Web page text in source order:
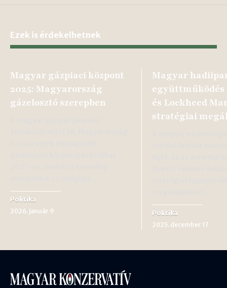
Ezek is érdekelhetnek
Magyar gázpiaci központ
2025: Magyarország
gázelosztó szerepben
Politika
2026. január 9
Magyar
együttműködés
és Lockheed
stratégiai
Politika
2025. december 17